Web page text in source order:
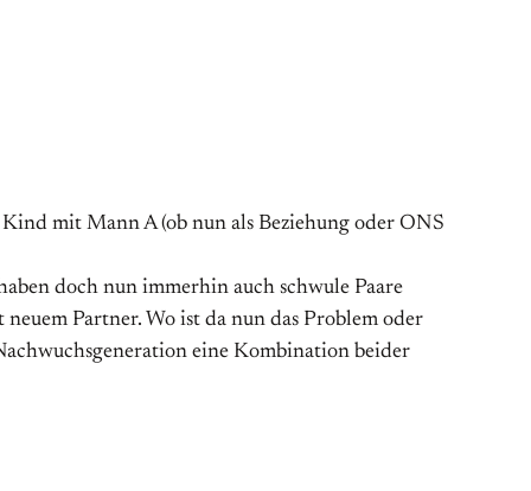
mit Mann A (ob nun als Beziehung oder ONS
doch nun immerhin auch schwule Paare
Partner. Wo ist da nun das Problem oder
eine Kombination beider